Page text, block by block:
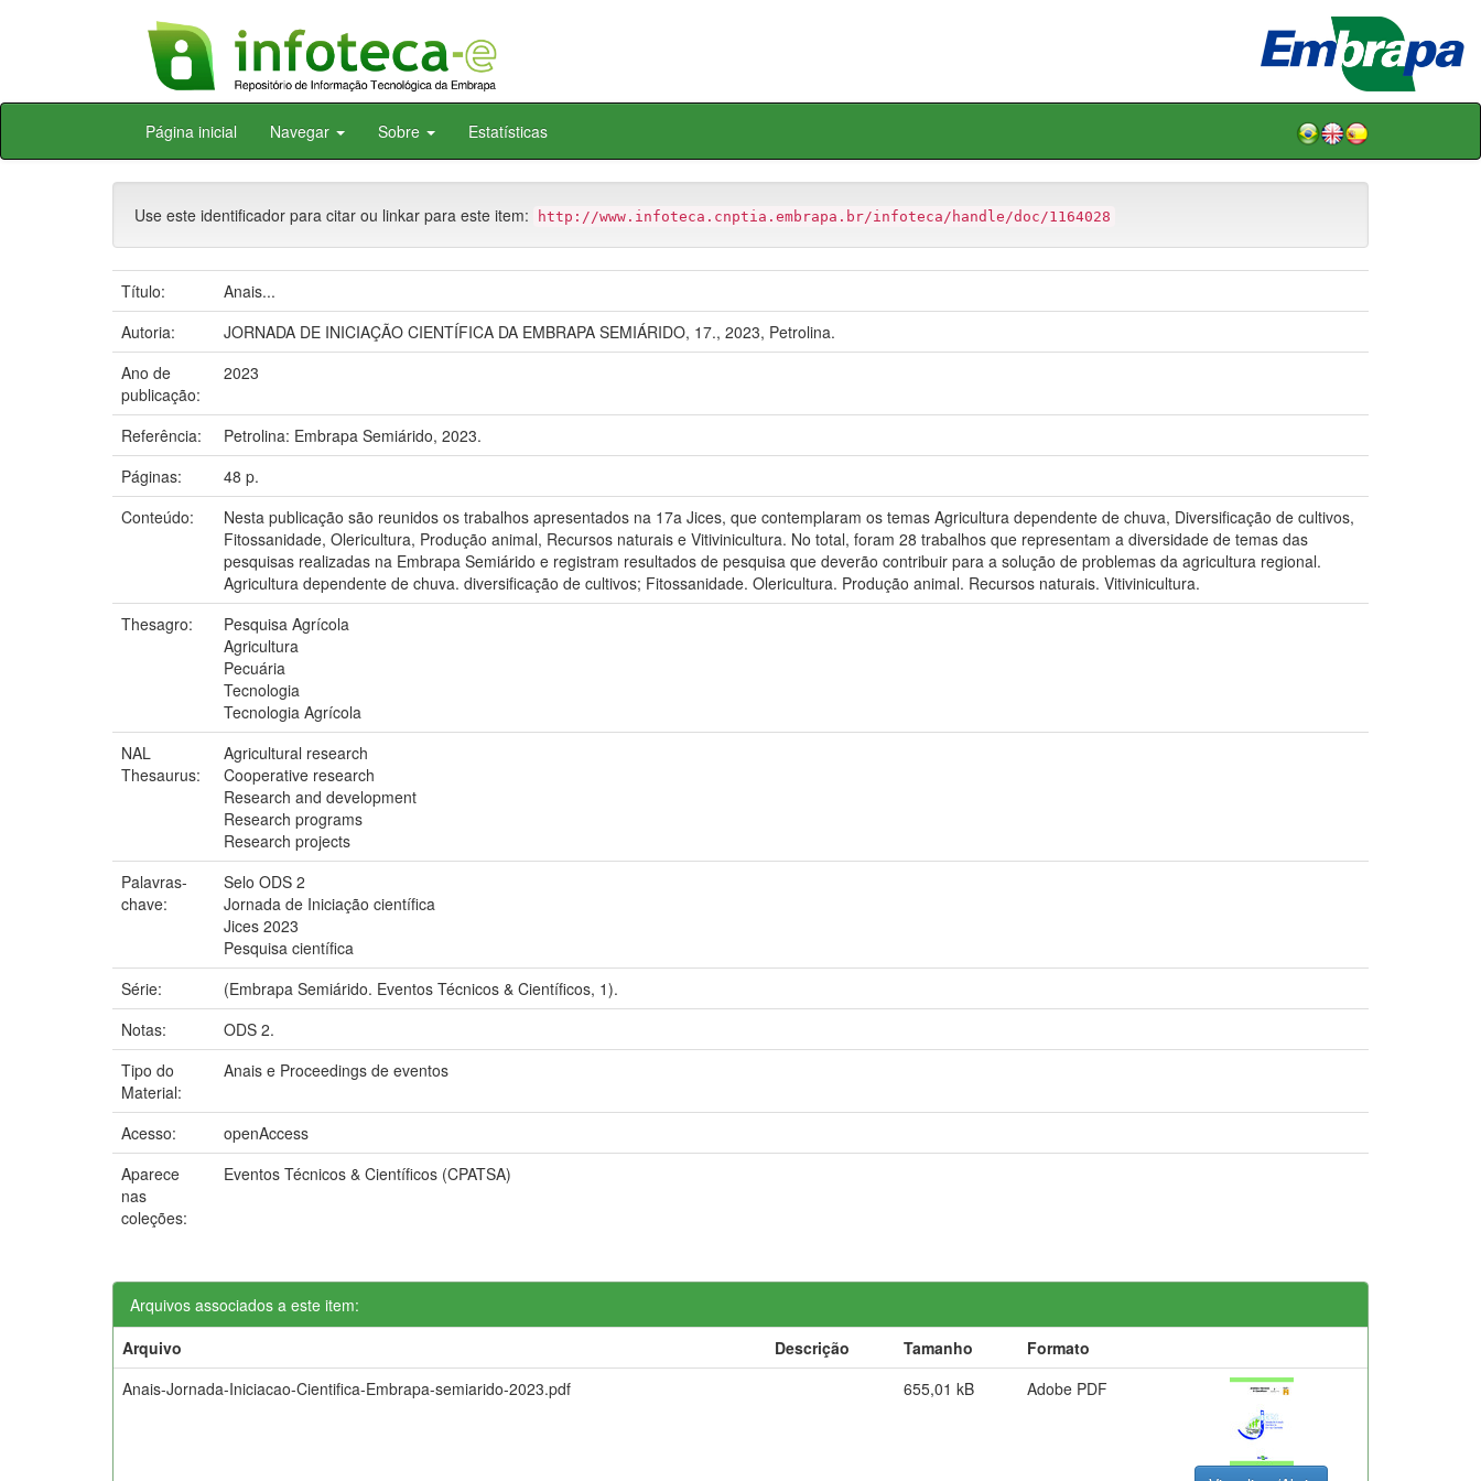
Skip
Página inicial Navegar Sobre Estatísticas
Use este identificador para citar ou linkar para este item: http://www.infoteca.cnptia.embrapa.br/infoteca/handle/doc/1164028
Título:
Anais...
Autoria:
JORNADA DE INICIAÇÃO CIENTÍFICA DA EMBRAPA SEMIÁRIDO, 17., 2023, Petrolina.
Ano de
publicação:
2023
Referência:
Petrolina: Embrapa Semiárido, 2023.
Páginas:
48 p.
Conteúdo:
Nesta publicação são reunidos os trabalhos apresentados na 17a Jices, que contemplaram os temas Agricultura dependente de chuva, Diversificação de cultivos,
Fitossanidade, Olericultura, Produção animal, Recursos naturais e Vitivinicultura. No total, foram 28 trabalhos que representam a diversidade de temas das
pesquisas realizadas na Embrapa Semiárido e registram resultados de pesquisa que deverão contribuir para a solução de problemas da agricultura regional.
Agricultura dependente de chuva. diversificação de cultivos; Fitossanidade. Olericultura. Produção animal. Recursos naturais. Vitivinicultura.
Thesagro:
Pesquisa Agrícola
Agricultura
Pecuária
Tecnologia
Tecnologia Agrícola
NAL
Thesaurus:
Agricultural research
Cooperative research
Research and development
Research programs
Research projects
Palavras-
chave:
Selo ODS 2
Jornada de Iniciação científica
Jices 2023
Pesquisa científica
Série:
(Embrapa Semiárido. Eventos Técnicos & Científicos, 1).
Notas:
ODS 2.
Tipo do
Material:
Anais e Proceedings de eventos
Acesso:
openAccess
Aparece
nas
coleções:
Eventos Técnicos & Científicos (CPATSA)
Arquivos associados a este item:
Arquivo
Descrição Tamanho
Formato
Anais-Jornada-Iniciacao-Cientifica-Embrapa-semiarido-2023.pdf
655,01 kB Adobe PDF